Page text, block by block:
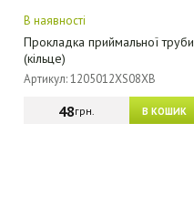
В наявності
Прокладка приймальної труби
(кільце)
Артикул: 1205012XS08XB
В КОШИК
48грн.